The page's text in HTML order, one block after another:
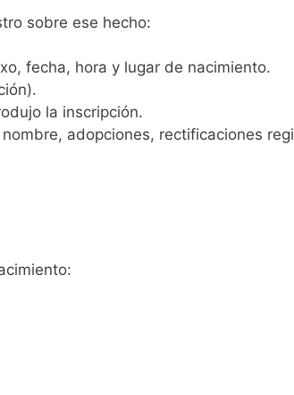
sobre ese hecho:
fecha, hora y lugar de nacimiento.
la inscripción.
adopciones, rectificaciones